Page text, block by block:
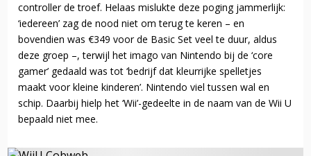
controller de troef. Helaas mislukte deze poging jammerlijk:
‘iedereen’ zag de nood niet om terug te keren – en
bovendien was €349 voor de Basic Set veel te duur, aldus
deze groep –, terwijl het imago van Nintendo bij de ‘core
gamer’ gedaald was tot ‘bedrijf dat kleurrijke spelletjes
maakt voor kleine kinderen’. Nintendo viel tussen wal en
schip. Daarbij hielp het ‘Wii’-gedeelte in de naam van de Wii U
bepaald niet mee.